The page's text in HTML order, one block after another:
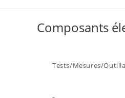
Composants
Tests/Mesures/